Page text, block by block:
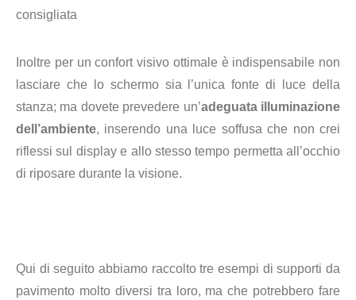
consigliata
Inoltre per un confort visivo ottimale è indispensabile non
lasciare che lo schermo sia l’unica fonte di luce della
stanza; ma dovete prevedere un’adeguata illuminazione
dell’ambiente, inserendo una luce soffusa che non crei
riflessi sul display e allo stesso tempo permetta all’occhio
di riposare durante la visione.
Qui di seguito abbiamo raccolto tre esempi di supporti da
pavimento molto diversi tra loro, ma che potrebbero fare